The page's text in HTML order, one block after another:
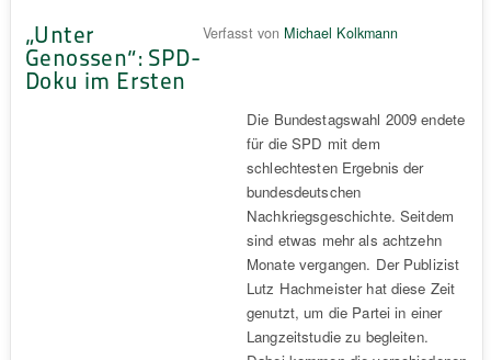
„Unter
Genossen“: SPD-
Doku im Ersten
Verfasst von Michael Kolkmann
Die Bundestagswahl 2009 endete
für die SPD mit dem
schlechtesten Ergebnis der
bundesdeutschen
Nachkriegsgeschichte. Seitdem
sind etwas mehr als achtzehn
Monate vergangen. Der Publizist
Lutz Hachmeister hat diese Zeit
genutzt, um die Partei in einer
Langzeitstudie zu begleiten.